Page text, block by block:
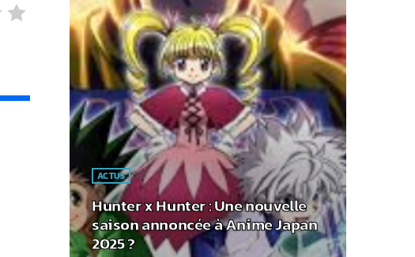
ACTUS
Hunter x Hunter : Une nouvelle
saison annoncée à Anime Japan
2025 ?